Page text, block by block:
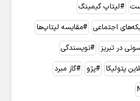
لپتاپ گیمینگ
اجتماعی
مقایسه لپتاپ‌ها
در تبریز
نویسندگی
پتولیکا پژو
گاز مبرد